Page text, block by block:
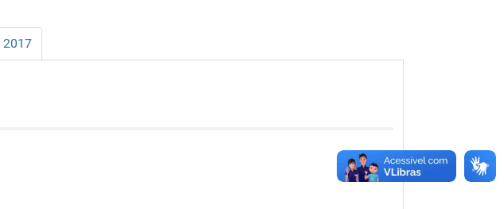
2017